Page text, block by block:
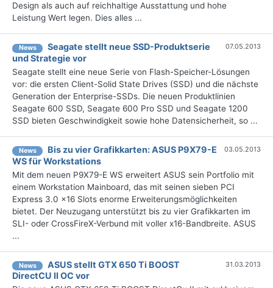
Design als auch auf reichhaltige Ausstattung und hohe
Leistung Wert legen. Dies alles ...
News
Seagate stellt neue SSD-Produktserie
und Strategie vor
07.05.2013
Seagate stellt eine neue Serie von Flash-Speicher-Lösungen
vor: die ersten Client-Solid State Drives (SSD) und die nächste
Generation der Enterprise-SSDs. Die neuen Produktlinien
Seagate 600 SSD, Seagate 600 Pro SSD und Seagate 1200
SSD bieten Geschwindigkeit sowie hohe Datensicherheit, so ...
News
Bis zu vier Grafikkarten: ASUS P9X79-E
WS für Workstations
03.05.2013
Mit dem neuen P9X79-E WS erweitert ASUS sein Portfolio mit
einem Workstation Mainboard, das mit seinen sieben PCI
Express 3.0 x16 Slots enorme Erweiterungsmöglichkeiten
bietet. Der Neuzugang unterstützt bis zu vier Grafikkarten im
SLI- oder CrossFireX-Verbund mit voller x16-Bandbreite. ASUS
...
News
ASUS stellt GTX 650 Ti BOOST
DirectCU II OC vor
31.03.2013